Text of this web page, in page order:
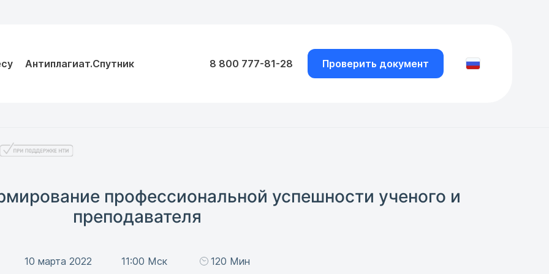
Антиплагиат.Спутник 8 800 777-81-28 Проверить документ
профессиональной успешности ученого и
преподавателя
10 марта 2022 11:00 Мск 120 Мин